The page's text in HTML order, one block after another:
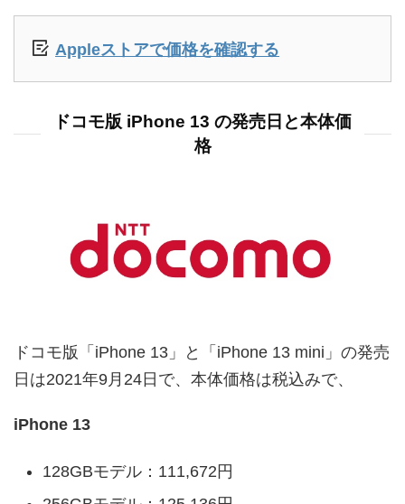
Appleストアで価格を確認する
ドコモ版 iPhone 13 の発売日と本体価
格
ドコモ版「iPhone 13」と「iPhone 13 mini」の発売
日は2021年9月24日で、本体価格は税込みで、
iPhone 13
128GBモデル：111,672円